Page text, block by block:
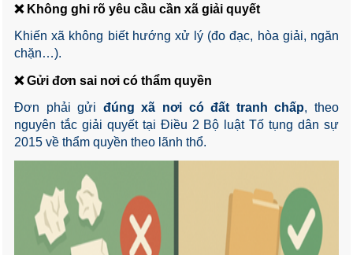
❌ Không ghi rõ yêu cầu cần xã giải quyết
Khiến xã không biết hướng xử lý (đo đạc, hòa giải, ngăn
chặn…).
❌ Gửi đơn sai nơi có thẩm quyền
Đơn phải gửi đúng xã nơi có đất tranh chấp, theo
nguyên tắc giải quyết tại Điều 2 Bộ luật Tố tụng dân sự
2015 về thẩm quyền theo lãnh thổ.